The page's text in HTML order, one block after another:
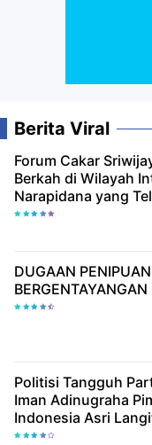
Berita Viral
Forum Cakar
Berkah di Wilayah
Narapidana yang
Berbagi Kebaikan
DUGAAN PENIPUAN PENERIMAAN P3K
BERGENTAYANGAN
Politisi Tangguh
Iman Adinugraha
Indonesia Asri
Citepus